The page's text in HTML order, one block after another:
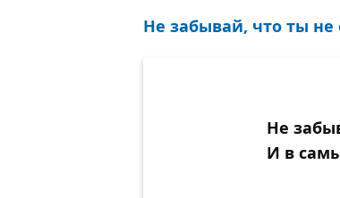
Не забывай, что ты
Не
И в